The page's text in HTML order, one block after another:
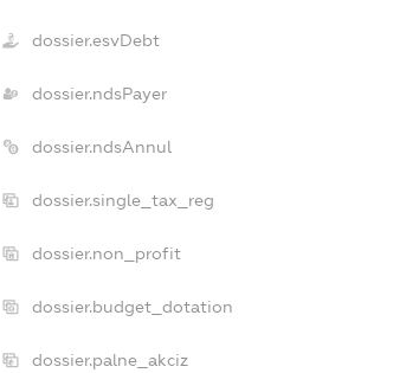
dossier.esvDebt
dossier.ndsPayer
dossier.ndsAnnul
dossier.single_tax_reg
dossier.non_profit
dossier.budget_dotation
dossier.palne_akciz